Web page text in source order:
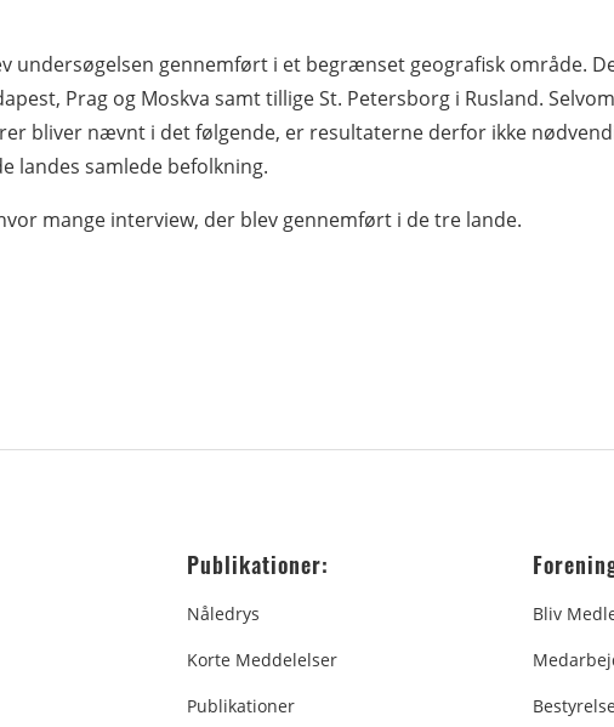
undersøgelsen gennemført i et begrænset geografisk område.
Prag og Moskva samt tillige St. Petersborg i Rusland.
bliver nævnt i det følgende, er resultaterne derfor ikke
landes samlede befolkning.
mange interview, der blev gennemført i de tre lande.
Publikationer:
Nåledrys
Korte Meddelelser
Publikationer
Bliv
Bestyrelse